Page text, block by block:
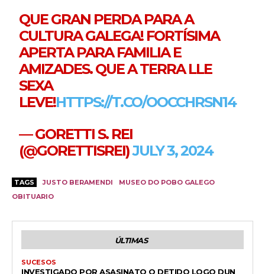
QUE GRAN PERDA PARA A
CULTURA GALEGA! FORTÍSIMA
APERTA PARA FAMILIA E
AMIZADES. QUE A TERRA LLE
SEXA
LEVE!HTTPS://T.CO/OOCCHRSN14
— GORETTI S. REI
(@GORETTISREI)JULY 3, 2024
TAGS JUSTO BERAMENDI
MUSEO DO POBO GALEGO
OBITUARIO
ÚLTIMAS
SUCESOS
INVESTIGADO POR ASASINATO O DETIDO LOGO DUN